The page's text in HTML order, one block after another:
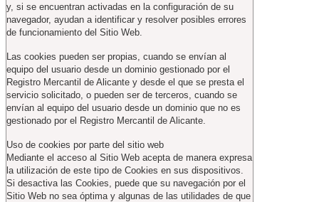
y, si se encuentran activadas en la configuración de su
navegador, ayudan a identificar y resolver posibles errores
de funcionamiento del Sitio Web.
Las cookies pueden ser propias, cuando se envían al
equipo del usuario desde un dominio gestionado por el
Registro Mercantil de Alicante y desde el que se presta el
servicio solicitado, o pueden ser de terceros, cuando se
envían al equipo del usuario desde un dominio que no es
gestionado por el Registro Mercantil de Alicante.
Uso de cookies por parte del sitio web
Mediante el acceso al Sitio Web acepta de manera expresa
la utilización de este tipo de Cookies en sus dispositivos.
Si desactiva las Cookies, puede que su navegación por el
Sitio Web no sea óptima y algunas de las utilidades de que